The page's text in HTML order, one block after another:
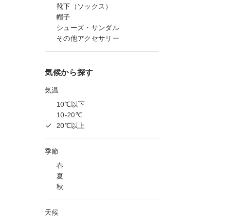
靴下（ソックス）
帽子
シューズ・サンダル
その他アクセサリー
気候から探す
気温
10℃以下
10-20℃
20℃以上
季節
春
夏
秋
天候